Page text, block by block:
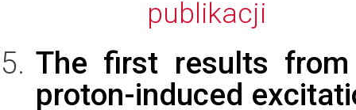
publikacji
The first results
proton-induced